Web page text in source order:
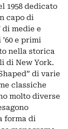
1958 dedicato
capo di
medie e
e primi
nella storica
di New York.
di varie
classiche
molto diverse
forma di